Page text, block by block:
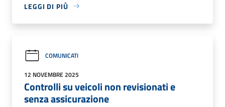
LEGGI DI PIÙ
COMUNICATI
12 NOVEMBRE 2025
Controlli su veicoli non revisionati e
senza assicurazione